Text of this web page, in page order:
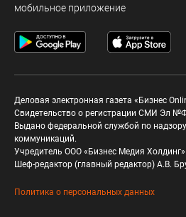
мобильное приложение
Деловая электронная газета «Бизнес
Свидетельство о регистрации СМИ Эл
Выдано федеральной службой по
коммуникаций.
Учредитель ООО «Бизнес Медия Холдинг»
Шеф-редактор (главный редактор) А.В.
Политика о персональных данных